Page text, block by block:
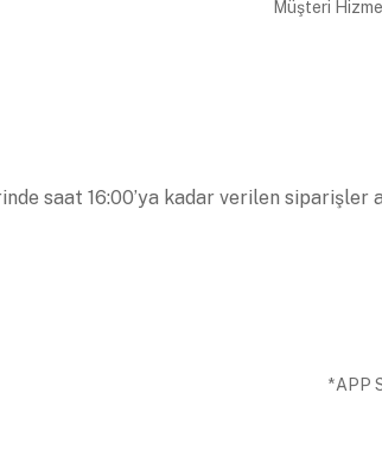
Müşteri
saat 16:00’ya kadar verilen
*APP